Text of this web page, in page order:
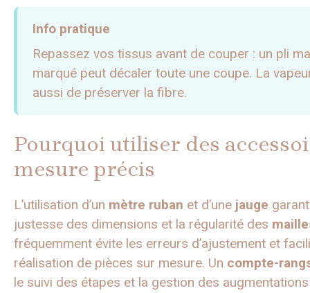
Info pratique
Repassez vos tissus avant de couper : un pli
marqué peut décaler toute une coupe. La
aussi de préserver la fibre.
Pourquoi utiliser des
mesure précis
L’utilisation d’un mètre ruban et d’une jauge
justesse des dimensions et la régularité des
fréquemment évite les erreurs d’ajustement et
réalisation de pièces sur mesure. Un compte-
le suivi des étapes et la gestion des